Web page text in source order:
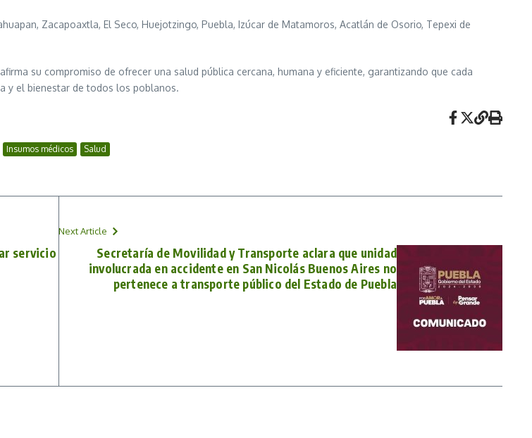
Zacapoaxtla, El Seco, Huejotzingo, Puebla, Izúcar de Matamoros, Acatlán de Osorio, Tepexi de
su compromiso de ofrecer una salud pública cercana, humana y eficiente, garantizando que cada
y el bienestar de todos los poblanos.
Insumos médicos Salud
servicio
Next Article
Secretaría de Movilidad y Transporte aclara que unidad
involucrada en accidente en San Nicolás Buenos Aires no
pertenece a transporte público del Estado de Puebla